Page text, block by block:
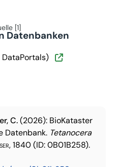
[1]
Datenbanken
DataPortals)
C.(2026): BioKataster
Datenbank. Tetanocera
1840(ID: 0B01B258).